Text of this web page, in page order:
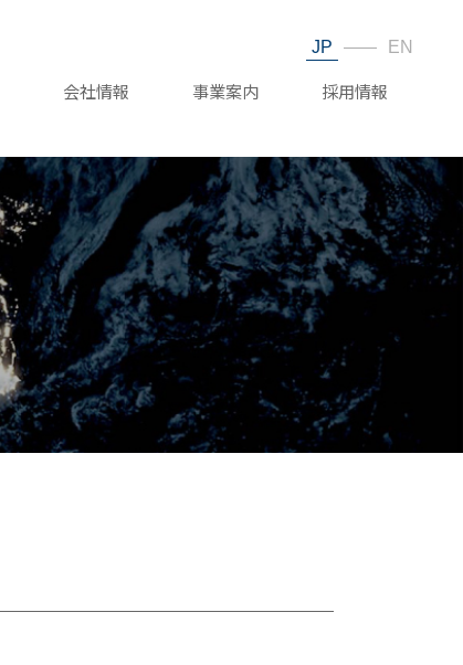
JP EN
会社情報 事業案内 採用情報